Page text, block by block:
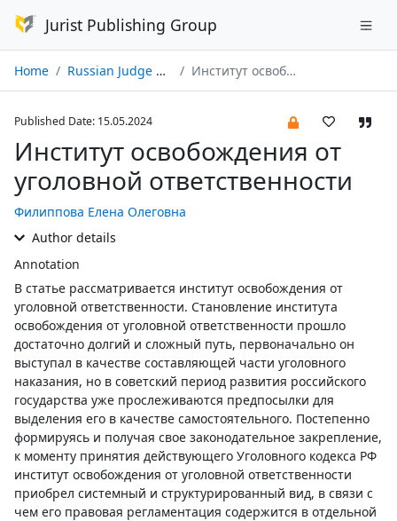
Jurist Publishing Group
Home Russian Judge № 06/2024 Институт освобождения от уголовной ответственности
Published Date: 15.05.2024
Институт освобождения от
уголовной ответственности
Филиппова Елена Олеговна
Author details
Annotation
В статье рассматривается институт освобождения от
уголовной ответственности. Становление института
освобождения от уголовной ответственности прошло
достаточно долгий и сложный путь, первоначально он
выступал в качестве составляющей части уголовного
наказания, но в советский период развития российского
государства уже прослеживаются предпосылки для
выделения его в качестве самостоятельного. Постепенно
формируясь и получая свое законодательное закрепление,
к моменту принятия действующего Уголовного кодекса РФ
институт освобождения от уголовной ответственности
приобрел системный и структурированный вид, в связи с
чем его правовая регламентация содержится в отдельной